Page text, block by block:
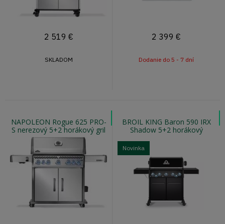
2 519 €
SKLADOM
2 399 €
Dodanie do 5 - 7 dní
NAPOLEON Rogue 625 PRO-
S nerezový 5+2 horákový gril
s otočným ražňom a infra
varičom
BROIL KING Baron 590 IRX
Shadow 5+2 horákový
plynový gril pellet ready
Novinka